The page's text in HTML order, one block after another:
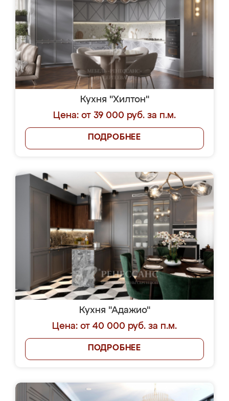
Кухня "Хилтон"
Цена: от 39 000 руб. за п.м.
ПОДРОБНЕЕ
Кухня "Адажио"
Цена: от 40 000 руб. за п.м.
ПОДРОБНЕЕ